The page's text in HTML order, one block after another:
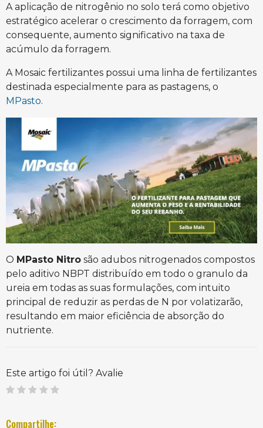
A aplicação de nitrogênio no solo terá como objetivo
estratégico acelerar o crescimento da forragem, com
consequente, aumento significativo na taxa de
acúmulo da forragem.
A Mosaic fertilizantes possui uma linha de fertilizantes
destinada especialmente para as pastagens, o
MPasto.
O MPasto Nitro são adubos nitrogenados compostos
pelo aditivo NBPT distribuído em todo o granulo da
ureia em todas as suas formulações, com intuito
principal de reduzir as perdas de N por volatizarão,
resultando em maior eficiência de absorção do
nutriente.
Este artigo foi útil? Avalie
Compartilhe: